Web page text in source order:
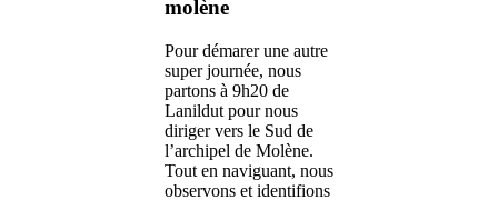
molène
Pour démarer une autre
super journée, nous
partons à 9h20 de
Lanildut pour nous
diriger vers le Sud de
l’archipel de Molène.
Tout en naviguant, nous
observons et identifions